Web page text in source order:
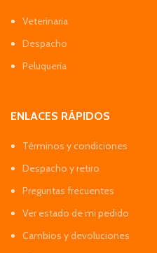
Veterinaria
Despacho
Peluquería
ENLACES RÁPIDOS
Términos y condiciones
Despacho y retiro
Preguntas frecuentes
Ver estado de mi pedido
Cambios y devoluciones